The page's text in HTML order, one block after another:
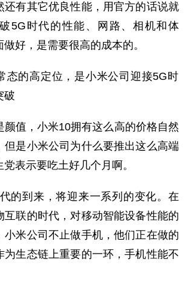
还有其它优良性能，用官方的话说就
5G时代的性能、网路、相机和体
好，是需要很高的成本的。
颜值，小米10拥有这么高的价格自然
但是小米公司为什么要推出这么高端
表示要吃土好几个月啊。
的到来，将迎来一系列的变化。在
互联的时代，对移动智能设备性能的
小米公司不止做手机，他们正在做的
为生态链上重要的一环，手机性能不